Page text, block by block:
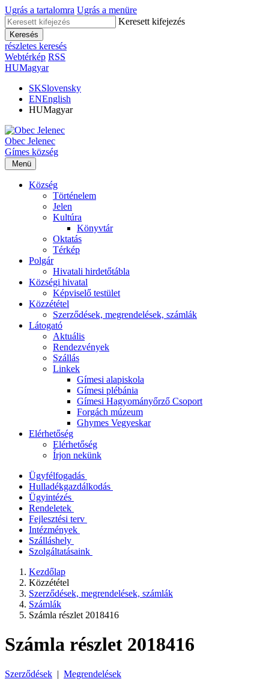
Ugrás a tartalomra Ugrás a menüre
Keresett kifejezés
Keresés
részletes keresés
Webtérkép RSS
HUMagyar
SKSlovensky
ENEnglish
HUMagyar
Obec Jelenec
Gímes község
Menü
Község
Történelem
Jelen
Kultúra
Könyvtár
Oktatás
Térkép
Polgár
Hivatali hirdetőtábla
Községi hivatal
Képviselő testület
Közzététel
Szerződések, megrendelések, számlák
Látogató
Aktuális
Rendezvények
Szállás
Linkek
Gímesi alapiskola
Gímesi plébánia
Gímesi Hagyományőrző Csoport
Forgách múzeum
Ghymes Vegyeskar
Elérhetőség
Elérhetőség
Írjon nekünk
Ügyfélfogadás
Hulladékgazdálkodás
Ügyintézés
Rendeletek
Fejlesztési terv
Intézmények
Szálláshely
Szolgáltatásaink
Kezdőlap
Közzététel
Szerződések, megrendelések, számlák
Számlák
Számla részlet 2018416
Számla részlet 2018416
Szerződések | Megrendelések